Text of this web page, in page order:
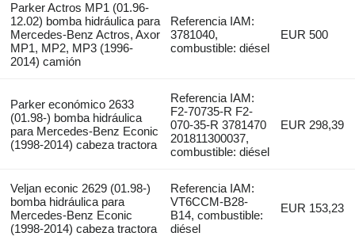
Parker Actros MP1 (01.96-
12.02) bomba hidráulica para
Mercedes-Benz Actros, Axor
MP1, MP2, MP3 (1996-
2014) camión
Referencia IAM:
3781040,
combustible: diésel
EUR 500
Parker económico 2633
(01.98-) bomba hidráulica
para Mercedes-Benz Econic
(1998-2014) cabeza tractora
Referencia IAM:
F2-70735-R F2-
070-35-R 3781470
201811300037,
combustible: diésel
EUR 298,39
Veljan econic 2629 (01.98-)
bomba hidráulica para
Mercedes-Benz Econic
(1998-2014) cabeza tractora
Referencia IAM:
VT6CCM-B28-
B14, combustible:
diésel
EUR 153,23